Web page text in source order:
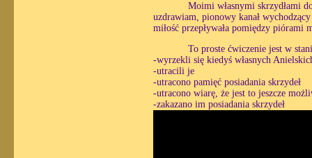
Moimi własnymi skrzydłami
uzdrawiam, pionowy kanał
miłość przepływała pomiędzy
To proste ćwiczenie jest w
-wyrzekli się kiedyś własnych
-utracili je
-utracono pamięć posiadania skrzydeł
-utracono wiarę, że jest to jeszcze
-zakazano im posiadania skrzydeł